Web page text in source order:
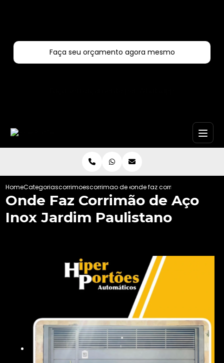
Faça seu orçamento agora mesmo
HomeCategoriascorrimoescorrimao de escadaonde faz corrimao de aco
Onde Faz Corrimão de Aço
Inox Jardim Paulistano